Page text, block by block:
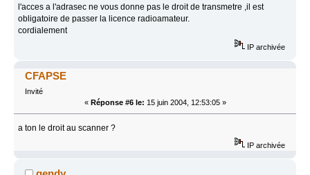
l'acces a l'adrasec ne vous donne pas le droit de transmetre ,il est
obligatoire de passer la licence radioamateur.
cordialement
IP archivée
CFAPSE
Invité
« Réponse #6 le: 15 juin 2004, 12:53:05 »
a ton le droit au scanner ?
IP archivée